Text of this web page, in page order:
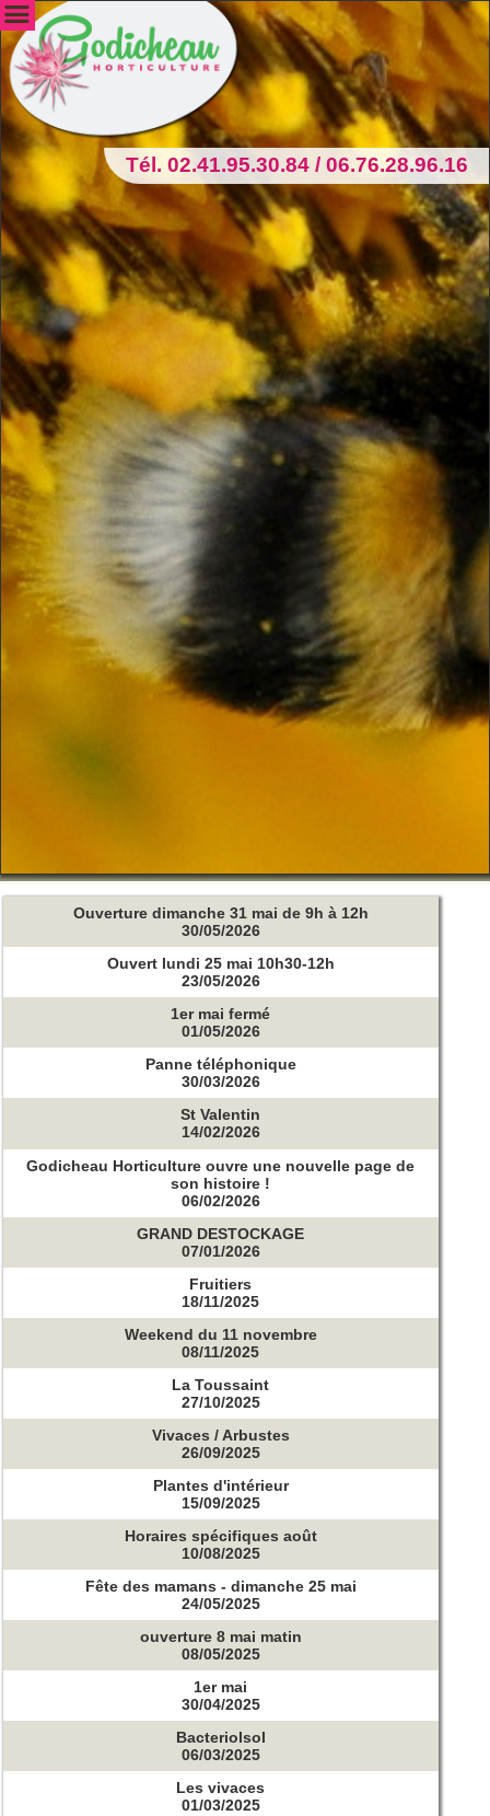
Tél. 02.41.95.30.84 / 06.76.28.96.16
Ouverture dimanche 31 mai de 9h à 12h
30/05/2026
Ouvert lundi 25 mai 10h30-12h
23/05/2026
1er mai fermé
01/05/2026
Panne téléphonique
30/03/2026
St Valentin
14/02/2026
Godicheau Horticulture ouvre une nouvelle page de
son histoire !
06/02/2026
GRAND DESTOCKAGE
07/01/2026
Fruitiers
18/11/2025
Weekend du 11 novembre
08/11/2025
La Toussaint
27/10/2025
Vivaces / Arbustes
26/09/2025
Plantes d'intérieur
15/09/2025
Horaires spécifiques août
10/08/2025
Fête des mamans - dimanche 25 mai
24/05/2025
ouverture 8 mai matin
08/05/2025
1er mai
30/04/2025
Bacteriolsol
06/03/2025
Les vivaces
01/03/2025